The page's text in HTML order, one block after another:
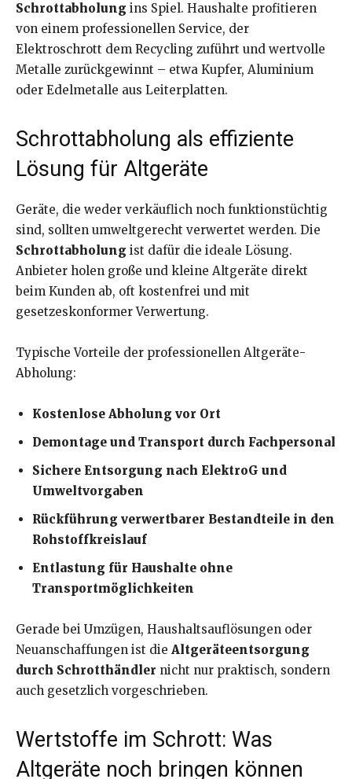
Schrottabholung ins Spiel. Haushalte profitieren
von einem professionellen Service, der
Elektroschrott dem Recycling zuführt und wertvolle
Metalle zurückgewinnt – etwa Kupfer, Aluminium
oder Edelmetalle aus Leiterplatten.
Schrottabholung als effiziente
Lösung für Altgeräte
Geräte, die weder verkäuflich noch funktionstüchtig
sind, sollten umweltgerecht verwertet werden. Die
Schrottabholung ist dafür die ideale Lösung.
Anbieter holen große und kleine Altgeräte direkt
beim Kunden ab, oft kostenfrei und mit
gesetzeskonformer Verwertung.
Typische Vorteile der professionellen Altgeräte-
Abholung:
Kostenlose Abholung vor Ort
Demontage und Transport durch Fachpersonal
Sichere Entsorgung nach ElektroG und
Umweltvorgaben
Rückführung verwertbarer Bestandteile in den
Rohstoffkreislauf
Entlastung für Haushalte ohne
Transportmöglichkeiten
Gerade bei Umzügen, Haushaltsauflösungen oder
Neuanschaffungen ist die Altgeräteentsorgung
durch Schrotthändler nicht nur praktisch, sondern
auch gesetzlich vorgeschrieben.
Wertstoffe im Schrott: Was
Altgeräte noch bringen können